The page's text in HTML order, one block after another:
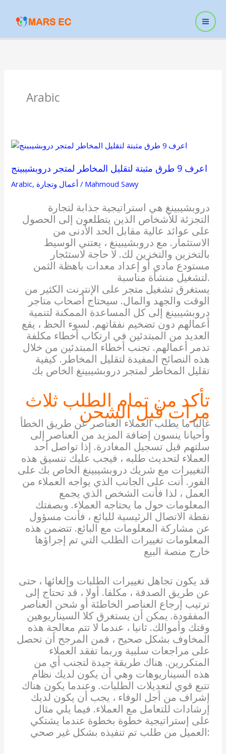
content
Arabic
اعرف 9 طرق مثبتة لتقليل المخاطر لمتجر دروبشيبينج
Arabic, أعمال وتجارة / Mahmoud Sawy
دروبشيبينغ هي استراتيجية جذابة لتجارة
التجزئة للأشخاص الذين يتطلعون إلى الحصول
على عوائد عالية مقابل الحد الأدنى من
الاستثمار. مع دروبشيبينغ ، يعتني الوسيط
بالتخزين والتخزين لك. لا حاجة لاستئجار
مستودع مادي أو إعداد معدات باهظة الثمن
لتشغيل منشأة مناسبة.
يستغرق تشغيل متجر على الإنترنت الكثير من
الوقت والجهد والمال. سيحتاج أصحاب متاجر
دروبشيبينغ إلى كل المساعدة الممكنة لتنمية
أعمالهم دون تضخيم نفقاتهم. لسوء الحظ ، يقع
العديد من المبتدئين في ارتكاب أخطاء مكلفة
تدمر أعمالهم. تجنب أخطاء المبتدئين من خلال
هذه النصائح المفيدة لتقليل المخاطر. كيفية
تقليل المخاطر لمتجر دروبشيبينغ الخاص بك
تأكد من تمام الطلب ثلاث
مرات قبل الشحن
غالبا ما يطلب العملاء العناصر عن طريق الخطأ
وأحيانا ينسون إضافة المزيد من العناصر إلى
سلتهم قبل تسجيل المغادرة. إذا تواصل أحد
العملاء لتحديث طلبه ، فيجب عليك تنسيق هذه
التغييرات مع شريك دروبشيبينغ الخاص بك على
الفور. أنت على الجانب الذي يواجه العملاء من
العمل ، لذا فأنت الشخص الذي يجمع
المعلومات حول ما يحتاجه العملاء. وبصفتك
نقطة الاتصال الرئيسية للبائع ، فأنت مسؤول
عن مشاركة المعلومات مع البائع. تتضمن هذه
المعلومات تغييرات الطلب التي تم إجراؤها
خارج منصة البيع
قد يكون تجاهل تغييرات الطلبات وإلغائها ، حتى
عن طريق الصدفة ، مكلفا. أولا ، قد تحتاج إلى
ترتيب إرجاع العناصر الخاطئة أو شحن العناصر
المفقودة. يمكن أن يستغرق كلا السيناريوهين
وقتك وأموالك. ثانيا ، عندما لا تتم معالجة هذه
المخاوف بشكل صحيح ، فمن المرجح أن تحصل
على مراجعات سلبية وربما تفقد العملاء
المتكررين. هناك طريقة جيدة لتجنب أي من
هذه السيناريوهات وهي أن يكون لديك نظام
تتبع قوي لتعديلات الطلبات. وعندما يكون هناك
إشراف من أجل الوفاء ، يجب أن يكون لديك
إرشادات للتعامل مع العملاء. فيما يلي مثال
على إستراتيجية خطوة بخطوة عندما يشتكي
العميل من طلب تم تنفيذه بشكل غير صحي:
اعرف
طرق
مثبتة
لمتجر
دروبشيبينج